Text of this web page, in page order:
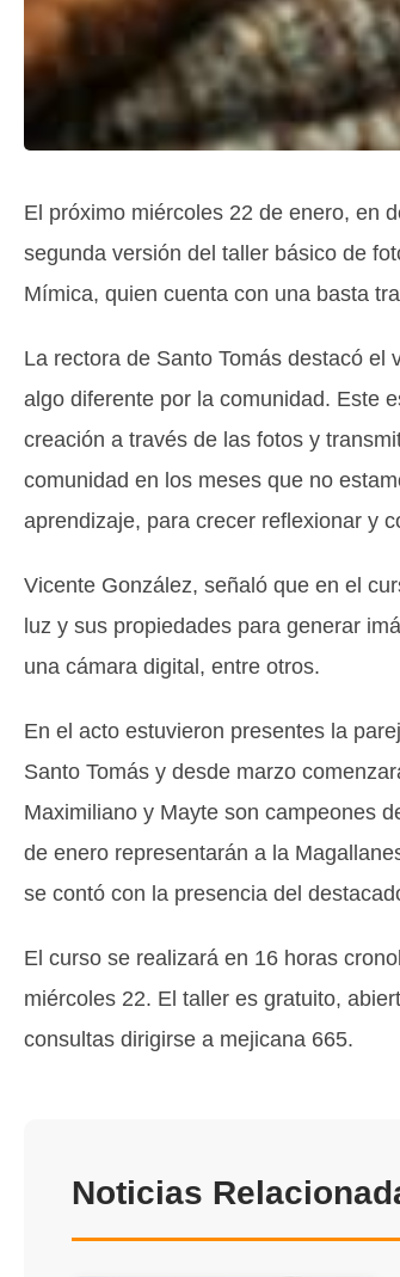
El próximo miércoles 22 de enero, en
segunda versión del taller básico de
Mímica, quien cuenta con una basta
La rectora de Santo Tomás destacó
algo diferente por la comunidad. Este
creación a través de las fotos y
comunidad en los meses que no
aprendizaje, para crecer reflexionar y
Vicente González, señaló que en el
luz y sus propiedades para generar
una cámara digital, entre otros.
En el acto estuvieron presentes la
Santo Tomás y desde marzo
Maximiliano y Mayte son campeones
de enero representarán a la
se contó con la presencia del
El curso se realizará en 16 horas
miércoles 22. El taller es gratuito,
consultas dirigirse a mejicana 665.
Noticias